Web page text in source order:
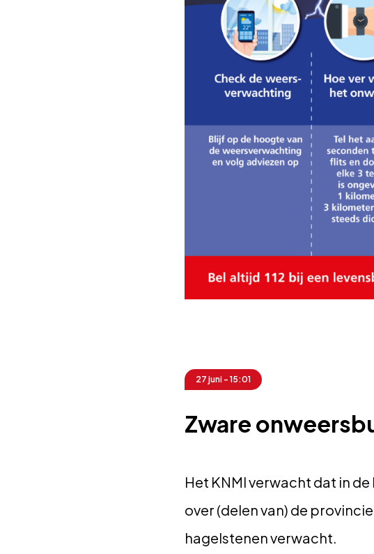
27 juni - 15:01
Zware
Het KNMI verwacht dat in
over (delen van) de
hagelstenen verwacht.